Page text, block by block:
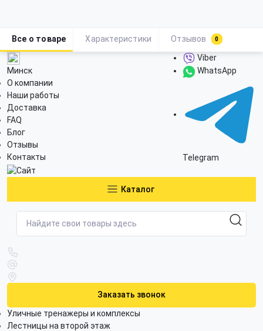
Минск
О компании
Наши работы
Доставка
FAQ
Блог
Отзывы
Контакты
Viber
WhatsApp
Telegram
Каталог
Заказать звонок
Уличные тренажеры и комплексы
Лестницы на второй этаж
Все о товаре Характеристики Отзывов 0